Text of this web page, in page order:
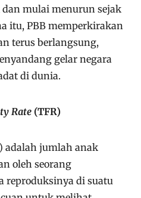
mulai menurun sejak
itu, PBB memperkirakan
terus berlangsung,
gelar negara
di dunia.
Rate (TFR)
adalah jumlah anak
oleh seorang
reproduksinya di suatu